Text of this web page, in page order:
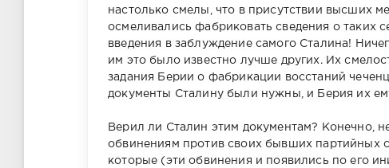
настолько смелы, что в присутствии высших
осмеливались фабриковать сведения о таких
введения в заблуждение самого Сталина!
им это было известно лучше других. Их
задания Берии о фабрикации восстаний
документы Сталину были нужны, и Берия их
Верил ли Сталин этим документам? Конечно,
обвинениям против своих бывших партийных
которые (эти обвинения и появились по его
Абрек Зелимхан